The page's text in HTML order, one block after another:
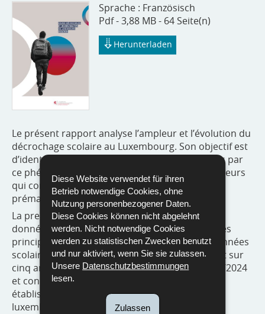
Diese Website verwendet für ihren
Betrieb notwendige Cookies, ohne
Nutzung personenbezogener Daten.
Diese Cookies können nicht abgelehnt
werden. Nicht notwendige Cookies
werden zu statistischen Zwecken benutzt
und nur aktiviert, wenn Sie sie zulassen.
Unsere Datenschutzbestimmungen
lesen.
Zulassen
Sprache : Französisch
Pdf - 3,88 MB - 64 Seite(n)
Herunterladen
Le présent rapport analyse l’ampleur et l’évolution du
décrochage scolaire au Luxembourg. Son objectif est
d’identifier les groupes d’élèves les plus affectés par
ce phénomène et de mieux comprendre les facteurs
qui conduisent les jeunes à abandonner
prématurément leur parcours scolaire.
La première partie du document présente les
données chiffrées sur le décrochage ainsi que les
principales raisons qui en sont à l’origine. Les années
scolaires couvertes par cette analyse s’étendent sur
cinq années scolaires, soit de 2019/2020 à 2023/2024
et concernent les élèves inscrits dans les
établissements de l’enseignement public
luxembourgeois.